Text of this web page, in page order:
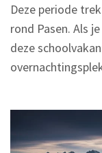
Deze periode
rond Pasen. Als
deze